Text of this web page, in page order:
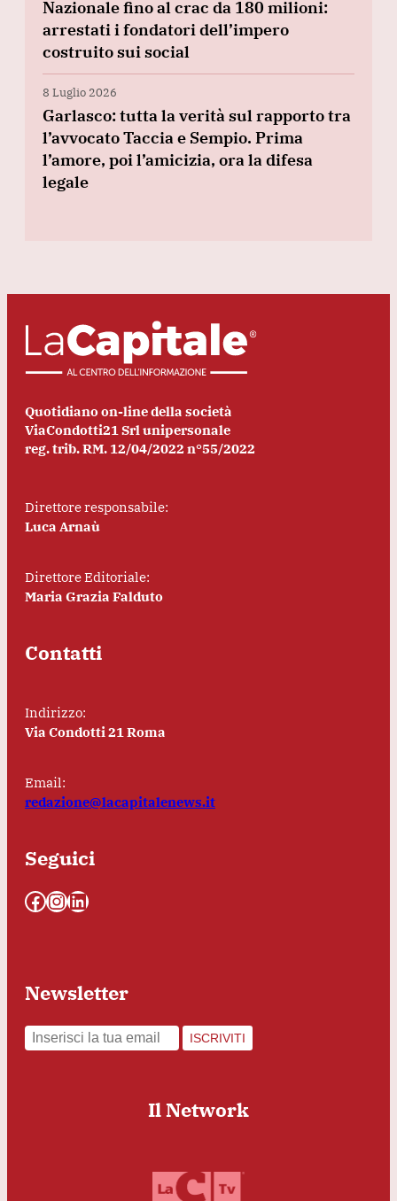
Nazionale fino al crac da 180 milioni:
arrestati i fondatori dell’impero
costruito sui social
8 Luglio 2026
Garlasco: tutta la verità sul rapporto tra
l’avvocato Taccia e Sempio. Prima
l’amore, poi l’amicizia, ora la difesa
legale
Quotidiano on-line della società
ViaCondotti21 Srl unipersonale
reg. trib. RM. 12/04/2022 n°55/2022
Direttore responsabile:
Luca Arnaù
Direttore Editoriale:
Maria Grazia Falduto
Contatti
Indirizzo:
Via Condotti 21 Roma
Email:
redazione@lacapitalenews.it
Seguici
Facebook InstagramLinkedIn
Newsletter
ISCRIVITI
Il Network